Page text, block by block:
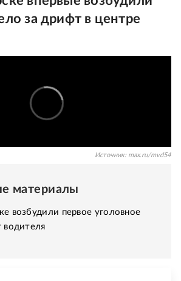
за дрифт в центре
Источник: max.ru/mvd54
материалы
возбудили первое уголовное
водителя